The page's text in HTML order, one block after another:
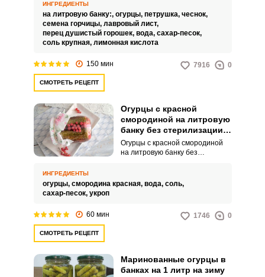
сохранить урожай огурчиков на
зиму, прихватив с собой как
можно больше летних
витаминов и минералов,
этом не сильно заморачиваться
с консервацией, а в частности, с
достаточно неудобный процесс,
требующий постоянного
контроля и много времени.
Воспользовавшись нашим
рецептом, вы сможете избежать
стерилизации огурцов и при
испортится.
ИНГРЕДИЕНТЫ
на литровую банку:, огурцы, петрушка, чеснок,
семена горчицы, лавровый лист,
перец душистый горошек, вода, сахар-песок,
соль крупная, лимонная кислота
150 мин 7916 0
СМОТРЕТЬ РЕЦЕПТ
Огурцы с красной
смородиной на литровую
банку без стерилизации
на зиму
Огурцы с красной смородиной
на литровую банку без
ягод, придающее консервам
прекрасно гармонирует с
ИНГРЕДИЕНТЫ
огурцы, смородина красная, вода, соль,
сахар-песок, укроп
60 мин 1746 0
СМОТРЕТЬ РЕЦЕПТ
Маринованные огурцы в
банках на 1 литр на зиму